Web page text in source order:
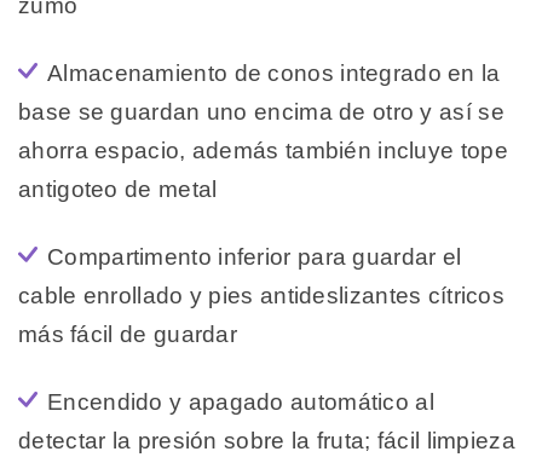
Almacenamiento de conos integrado en la
base se guardan uno encima de otro y así se
ahorra espacio, además también incluye tope
antigoteo de metal
Compartimento inferior para guardar el
cable enrollado y pies antideslizantes cítricos
más fácil de guardar
Encendido y apagado automático al
detectar la presión sobre la fruta; fácil limpieza